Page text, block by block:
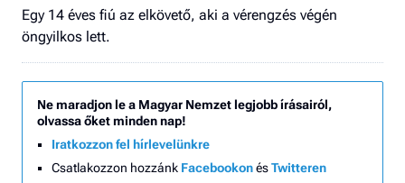
Egy 14 éves fiú az elkövető, aki a vérengzés végén
öngyilkos lett.
Ne maradjon le a Magyar Nemzet legjobb írásairól,
olvassa őket minden nap!
Iratkozzon fel hírlevelünkre
Csatlakozzon hozzánk FacebookonésTwitteren